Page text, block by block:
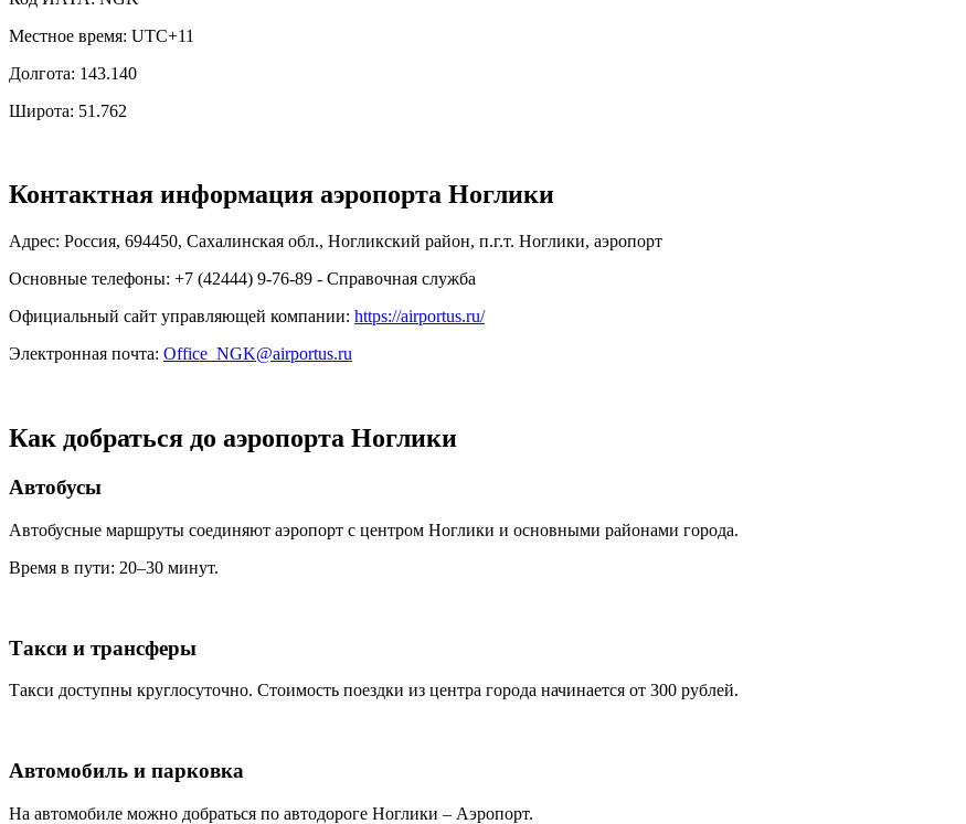
Местное время: UTC+11
Долгота: 143.140
Широта: 51.762
Контактная информация аэропорта Ноглики
Адрес: Россия, 694450, Сахалинская обл., Ногликский район, п.г.т. Ноглики, аэропорт
Основные телефоны: +7 (42444) 9-76-89 - Справочная служба
Официальный сайт управляющей компании: https://airportus.ru/
Электронная почта: Office_NGK@airportus.ru
Как добраться до аэропорта Ноглики
Автобусы
Автобусные маршруты соединяют аэропорт с центром Ноглики и основными районами города.
Время в пути: 20–30 минут.
Такси и трансферы
Такси доступны круглосуточно. Стоимость поездки из центра города начинается от 300 рублей.
Автомобиль и парковка
На автомобиле можно добраться по автодороге Ноглики – Аэропорт.